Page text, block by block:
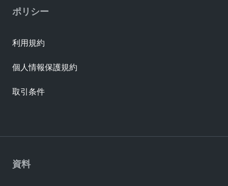
資料
ポリシー
利用規約
個人情報保護規約
取引条件